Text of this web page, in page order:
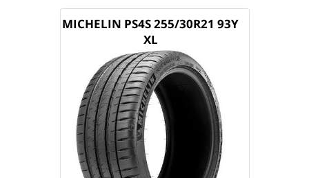
MICHELIN PS4S 255/30R21 93Y
XL